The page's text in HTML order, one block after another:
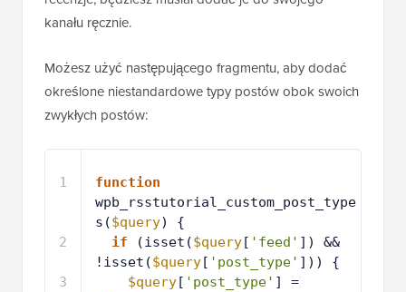
kanału ręcznie.
Możesz użyć następującego fragmentu, aby dodać
określone niestandardowe typy postów obok swoich
zwykłych postów:
1
2
3
function
wpb_rsstutorial_custom_post_type
s($query) {
if
(isset($query[ 'feed' ]) &&
!isset($query[ 'post_type' ])) {
$query[ 'post_type'